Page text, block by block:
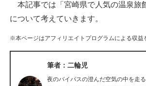
マーケ×ITの今がよく分かる
本記事では「宮崎県で人気の温泉旅
について考えていきます。
※本ページはアフィリエイトプログラムによる収益
筆者：二輪児
夜のバイパスの澄んだ空気の中を走